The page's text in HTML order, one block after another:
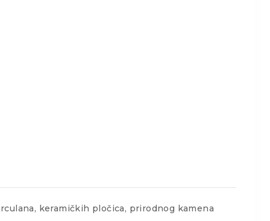
keramičkih pločica, prirodnog kamena